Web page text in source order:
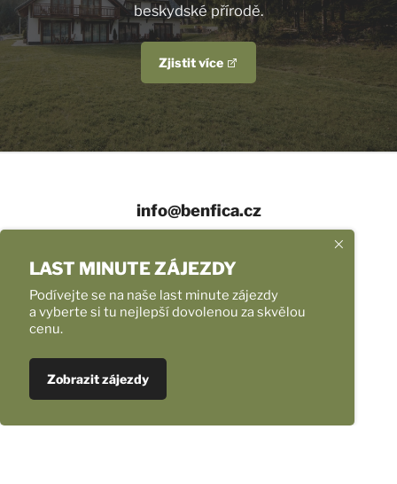
LAST MINUTE ZÁJEZDY
Podívejte se na naše last minute zájezdy
a vyberte si tu nejlepší dovolenou za skvělou
cenu.
Zobrazit zájezdy
beskydské přírodě.
Zjistit více
info@benfica.cz
Provozní doba
Ubytování v Chorvatsku NOVINKA